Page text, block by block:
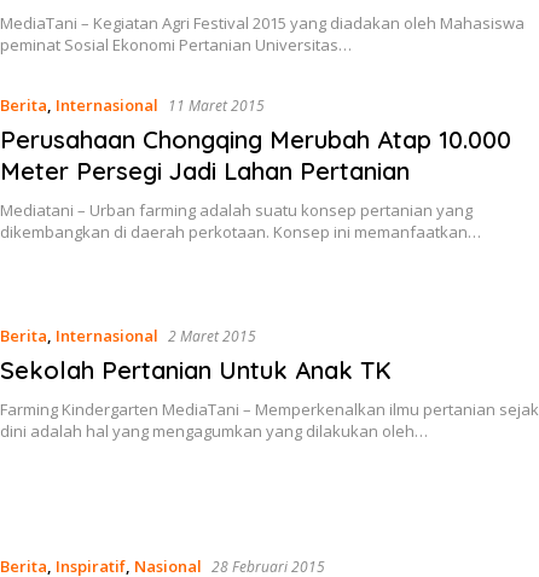
MediaTani – Kegiatan Agri Festival 2015 yang diadakan oleh Mahasiswa
peminat Sosial Ekonomi Pertanian Universitas…
Berita, Internasional 11 Maret 2015
Perusahaan Chongqing Merubah Atap 10.000
Meter Persegi Jadi Lahan Pertanian
Mediatani – Urban farming adalah suatu konsep pertanian yang
dikembangkan di daerah perkotaan. Konsep ini memanfaatkan…
Berita, Internasional 2 Maret 2015
Sekolah Pertanian Untuk Anak TK
Farming Kindergarten MediaTani – Memperkenalkan ilmu pertanian sejak
dini adalah hal yang mengagumkan yang dilakukan oleh…
Berita, Inspiratif, Nasional 28 Februari 2015